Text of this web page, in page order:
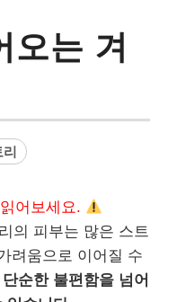
오는 겨
어보세요.
의 피부는 많은 스트
려움으로 이어질 수
순한 불편함을 넘어